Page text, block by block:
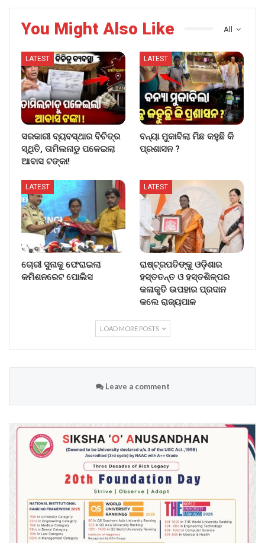
All
You Might Also Like
LATEST
ସରକାରୀ ବ୍ୟବସ୍ଥାର ବିଚିତ୍ର
ସ୍ଥିତି, ତାମିଲନାଡୁ ପଳେଇଲା
ଆବାସ ଟଙ୍କା!
LATEST
ବନ୍ୟା ମୁକାବିଲା ମିଛ କହୁଛି କି
ପ୍ରଶାସନ ?
LATEST
ଚୋରୀ ସୁନାକୁ ଫେରାଇଲା
କମିଶନରେଟ ପୋଲିସ
LATEST
ରାଷ୍ଟ୍ରପତିଙ୍କୁ ଓଡ଼ିଶାର
ହସ୍ତତନ୍ତ ଓ ହସ୍ତଶିଳ୍ପର
କଳାକୃତି ଉପହାର ପ୍ରଦାନ
କଲେ ରାଜ୍ୟପାଳ
LOAD MORE POSTS
Leave a comment